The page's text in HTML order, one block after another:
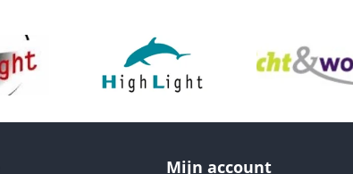
Mijn account